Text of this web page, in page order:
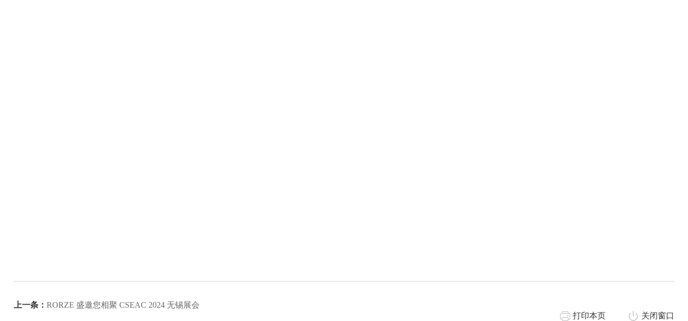
打印本页 关闭窗口
上一条： RORZE 盛邀您相聚 CSEAC 2024 无锡展会